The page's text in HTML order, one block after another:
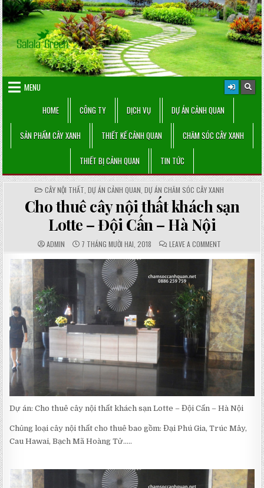
Skip
to
content
MENU
HOME
CÔNG TY DỊCH VỤ DỰ ÁN CẢNH QUAN
SẢN PHẨM CÂY XANH THIẾT KẾ CẢNH QUAN CHĂM SÓC CÂY XANH
THIẾT BỊ CẢNH QUAN TIN TỨC
POSTED
IN
CÂY NỘI THẤT DỰ ÁN CẢNH QUAN DỰ ÁN CHĂM SÓC CÂY XANH
Cho thuê cây nội thất khách sạn
Lotte – Đội Cấn – Hà Nội
AUTHOR:
ADMIN PUBLISHED
DATE:
7 THÁNG MƯỜI HAI, 2018 COMMENTS:
LEAVE A COMMENTON
CHO
THUÊ
CÂY
NỘI
THẤT
KHÁCH
SẠN
LOTTE
–
ĐỘI
CẤN
–
HÀ
NỘI
Dự án: Cho thuê cây nội thất khách sạn Lotte – Đội Cấn – Hà Nội
Chủng loại cây nội thất cho thuê bao gồm: Đại Phú Gia, Trúc Mây,
Cau Hawai, Bạch Mã Hoàng Tử…..